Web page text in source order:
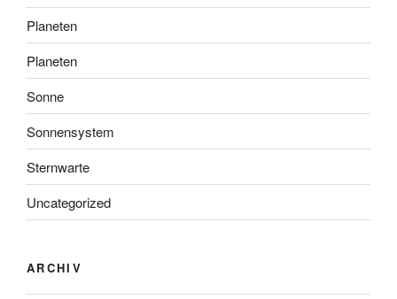
Planeten
Planeten
Sonne
Sonnensystem
Sternwarte
Uncategorized
ARCHIV